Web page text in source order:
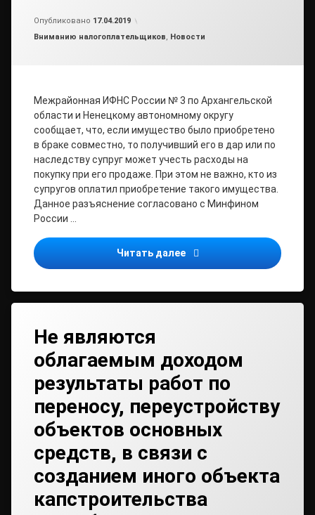
Опубликовано 17.04.2019
Рубрики:
Вниманию налогоплательщиков, Новости
Межрайонная ИФНС России № 3 по Архангельской
области и Ненецкому автономному округу
сообщает, что, если имущество было приобретено
в браке совместно, то получивший его в дар или по
наследству супруг может учесть расходы на
покупку при его продаже. При этом не важно, кто из
супругов оплатил приобретение такого имущества.
Данное разъяснение согласовано с Минфином
России …
Читать далее Расходы по
Не являются
облагаемым доходом
результаты работ по
переносу, переустройству
объектов основных
средств, в связи с
созданием иного объекта
капстроительства